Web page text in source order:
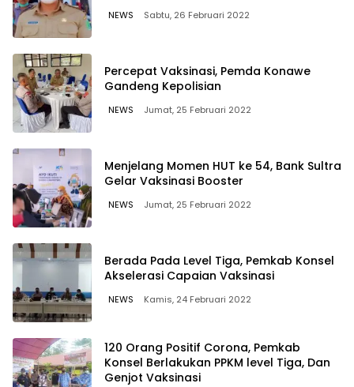
NEWS Sabtu, 26 Februari 2022
Percepat Vaksinasi, Pemda Konawe
Gandeng Kepolisian
NEWS Jumat, 25 Februari 2022
Menjelang Momen HUT ke 54, Bank Sultra
Gelar Vaksinasi Booster
NEWS Jumat, 25 Februari 2022
Berada Pada Level Tiga, Pemkab Konsel
Akselerasi Capaian Vaksinasi
NEWS Kamis, 24 Februari 2022
120 Orang Positif Corona, Pemkab
Konsel Berlakukan PPKM level Tiga, Dan
Genjot Vaksinasi